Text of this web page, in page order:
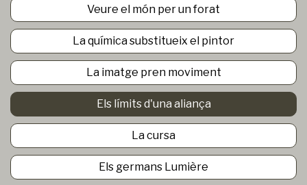
Veure el món per un forat
La química substitueix el pintor
La imatge pren moviment
Els límits d'una aliança
La cursa
Els germans Lumière